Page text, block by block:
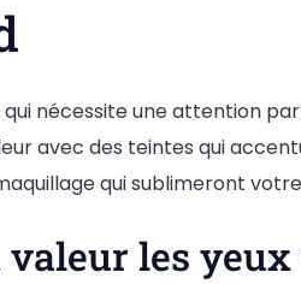
nécessite une attention
avec des teintes qui
qui sublimeront
les